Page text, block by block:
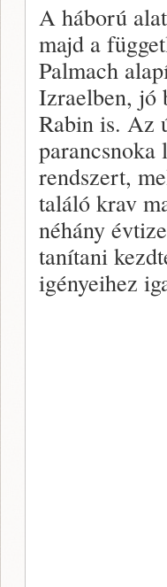
A háború
majd a
Palmach
Izraelben, jó
Rabin is. Az
parancsnoka
rendszert,
találó krav
néhány
tanítani
igényeihez